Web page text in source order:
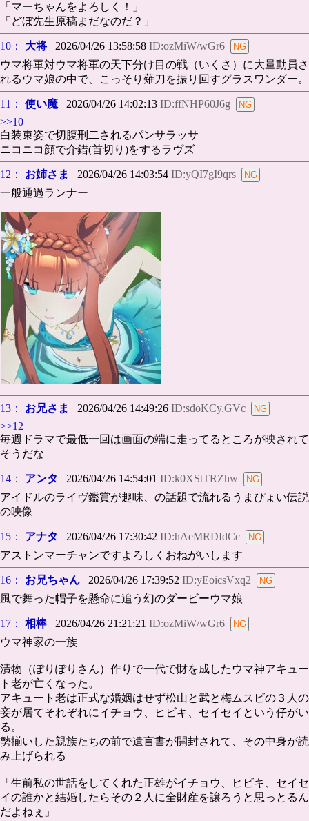
「マーちゃんをよろしく！」
「どぼ先生原稿まだなのだ？」
10： 大将 2026/04/26 13:58:58 ID:ozMiW/wGr6
ウマ将軍対ウマ将軍の天下分け目の戦（いくさ）に大量動員さ
れるウマ娘の中で、こっそり薙刀を振り回すグラスワンダー。
11： 使い魔 2026/04/26 14:02:13 ID:ffNHP60J6g
>>10
白装束姿で切腹刑二されるパンサラッサ
ニコニコ顔で介錯(首切り)をするラヴズ
12： お姉さま 2026/04/26 14:03:54 ID:yQI7gI9qrs
一般通過ランナー
13： お兄さま 2026/04/26 14:49:26 ID:sdoKCy.GVc
>>12
毎週ドラマで最低一回は画面の端に走ってるところが映されて
そうだな
14： アンタ 2026/04/26 14:54:01 ID:k0XStTRZhw
アイドルのライヴ鑑賞が趣味、の話題で流れるうまぴょい伝説
の映像
15： アナタ 2026/04/26 17:30:42 ID:hAeMRDIdCc
アストンマーチャンですよろしくおねがいします
16： お兄ちゃん 2026/04/26 17:39:52 ID:yEoicsVxq2
風で舞った帽子を懸命に追う幻のダービーウマ娘
17： 相棒2026/04/26 21:21:21 ID:ozMiW/wGr6
ウマ神家の一族
漬物（ぽりぽりさん）作りで一代で財を成したウマ神アキュー
ト老が亡くなった。
アキュート老は正式な婚姻はせず松山と武と梅ムスビの３人の
妾が居てそれぞれにイチョウ、ヒビキ、セイセイという仔がい
る。
勢揃いした親族たちの前で遺言書が開封されて、その中身が読
み上げられる
「生前私の世話をしてくれた正雄がイチョウ、ヒビキ、セイセ
イの誰かと結婚したらその２人に全財産を譲ろうと思っとるん
だよねぇ」